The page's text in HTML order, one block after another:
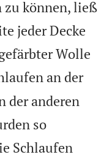
zu können, ließ
jeder Decke
Wolle
an der
der anderen
so
Schlaufen